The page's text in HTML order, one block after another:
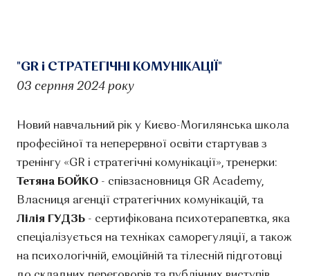
"GR і СТРАТЕГІЧНІ КОМУНІКАЦІЇ"
03 серпня 2024 року
Новий навчальний рік у Києво-Могилянська школа
професійної та неперервної освіти стартував з
тренінгу «GR і стратегічні комунікації», тренерки:
Тетяна БОЙКО - співзасновниця GR Academy,
Власниця агенції стратегічних комунікацій, та
Лілія ГУДЗЬ - сертифікована психотерапевтка, яка
спеціалізується на техніках саморегуляції, а також
на психологічній, емоційній та тілесній підготовці